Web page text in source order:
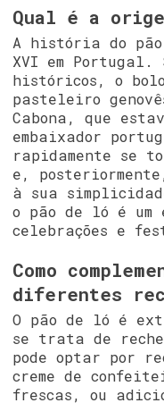
Qual é a
A história do
XVI em Portugal.
históricos, o
pasteleiro
Cabona, que
embaixador
rapidamente se
e,
à sua
o pão de ló é um
celebrações e
Como
diferentes
O pão de ló é
se trata de
pode optar por
creme de
frescas, ou